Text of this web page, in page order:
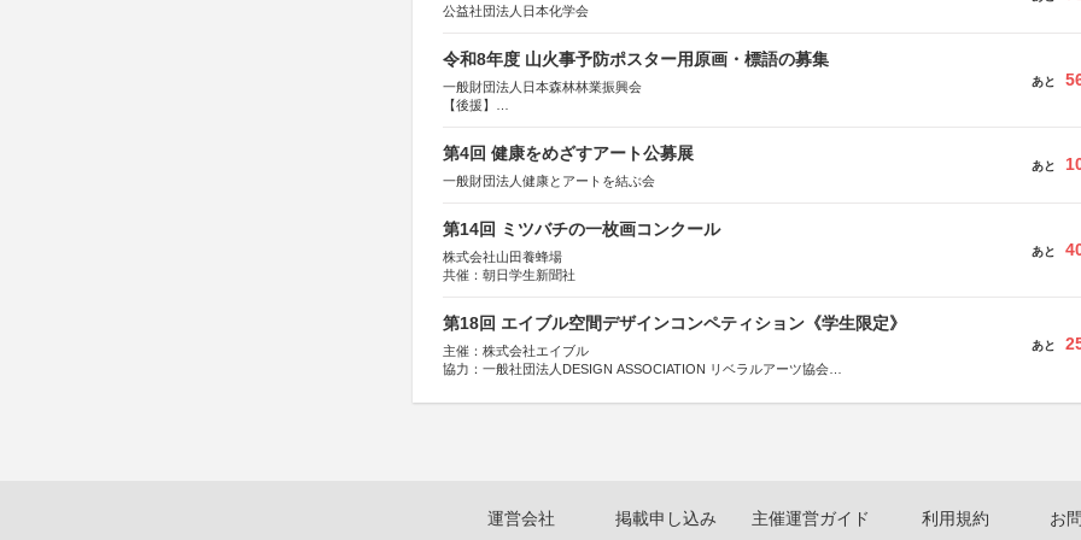
公益社団法人日本化学会
令和8年度 山火事予防ポスター用原画・標語の募集
一般財団法人日本森林林業振興会
【後援】
あと
第4回 健康をめざすアート公募展
一般財団法人健康とアートを結ぶ会
あと
第14回 ミツバチの一枚画コンクール
株式会社山田養蜂場
共催：朝日学生新聞社
あと
第18回 エイブル空間デザインコンペティション《学生限定》
主催：株式会社エイブル
協力：一般社団法人DESIGN ASSOCIATION リベラルアーツ協会
あと
運営会社 掲載申し込み 主催運営ガイド 利用規約 お